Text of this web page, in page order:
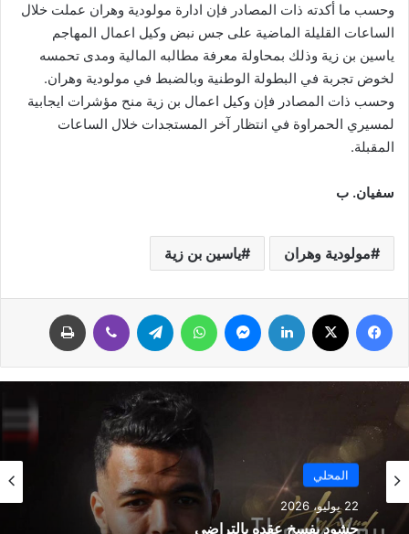
وحسب ما أكدته ذات المصادر فإن ادارة مولودية وهران عملت خلال
الساعات القليلة الماضية على جس نبض وكيل اعمال المهاجم
ياسين بن زية وذلك بمحاولة معرفة مطالبه المالية ومدى تحمسه
لخوض تجربة في البطولة الوطنية وبالضبط في مولودية وهران.
وحسب ذات المصادر فإن وكيل اعمال بن زية منح مؤشرات ايجابية
لمسيري الحمراوة في انتظار آخر المستجدات خلال الساعات
المقبلة.
سفيان. ب
مولودية وهران ياسين بن زية
المحلي
22 يوليو، 2026
حشود يفسخ عقده بالتراضي